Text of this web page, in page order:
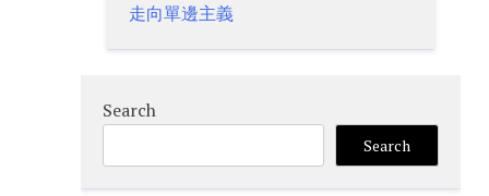
走向單邊主義
Search
Search